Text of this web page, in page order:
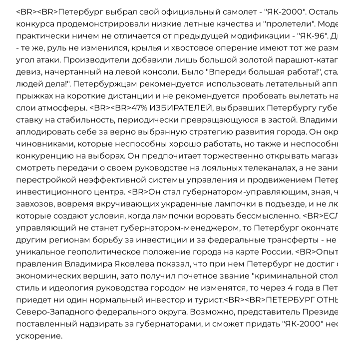
<BR><BR>Петербург выбрал свой официальный самолет - "ЯК-2000".
конкурса продемонстрировали низкие летные качества и "пролетели".
практически ничем не отличается от предыдущей модификации - "ЯК-96".
- те же, руль не изменился, крылья и хвостовое оперение имеют тот же
угол атаки. Производители добавили лишь большой золотой парашют-
девиз, начертанный на левой консоли. Было "Впереди большая работа!",
людей дела!". Петербуржцам рекомендуется использовать летательный
прыжках на короткие дистанции и не рекомендуется пробовать вылетать
слои атмосферы. <BR><BR>47% ИЗБИРАТЕЛЕЙ, выбравших Петербургу
ставку на стабильность, периодически превращающуюся в застой.
аплодировать себе за верно выбранную стратегию развития города. Он
чиновниками, которые неспособны хорошо работать, но также и
конкуренцию на выборах. Он предпочитает торжественно открывать
смотреть передачи о своем руководстве на лояльных телеканалах, а не
перестройкой неэффективной системы управления и продвижением
инвестиционного центра. <BR>Он стал губернатором-управляющим, зная,
завхозов, вовремя вкручивающих украденные лампочки в подъезде, и не
которые создают условия, когда лампочки воровать бессмысленно.
управляющий не станет губернатором-менеджером, то Петербург
другим регионам борьбу за инвестиции и за федеральные трансферты - не
уникальное геополитическое положение города на карте России.
правления Владимира Яковлева показал, что при нем Петербург не достиг
экономических вершин, зато получил почетное звание "криминальной
стиль и идеология руководства городом не изменятся, то через 4 года в
приедет ни один нормальный инвестор и турист.<BR><BR>ПЕТЕРБУРГ
Северо-Западного федерального округа. Возможно, представитель
поставленный надзирать за губернаторами, и сможет придать "ЯК-2000"
ускорение.